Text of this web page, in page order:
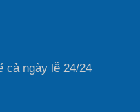
cả ngày lễ 24/24